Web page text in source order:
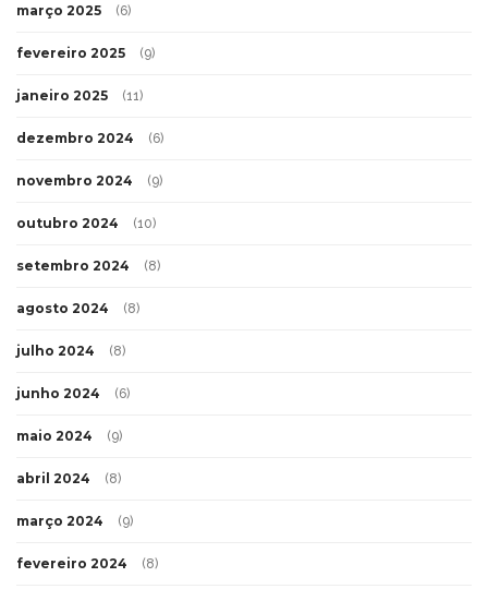
março 2025 (6)
fevereiro 2025 (9)
janeiro 2025 (11)
dezembro 2024 (6)
novembro 2024 (9)
outubro 2024 (10)
setembro 2024 (8)
agosto 2024 (8)
julho 2024 (8)
junho 2024 (6)
maio 2024 (9)
abril 2024 (8)
março 2024 (9)
fevereiro 2024 (8)